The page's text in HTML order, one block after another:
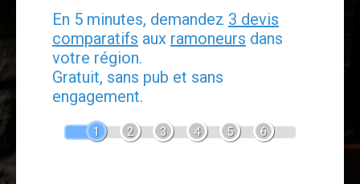
En 5 minutes, demandez 3 devis
comparatifs aux ramoneurs dans
votre région.
Gratuit, sans pub et sans
engagement.
1 2 3 4 5 6